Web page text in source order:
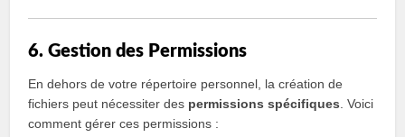
6. Gestion des Permissions
En dehors de votre répertoire personnel, la création de
fichiers peut nécessiter des permissions spécifiques . Voici
comment gérer ces permissions :